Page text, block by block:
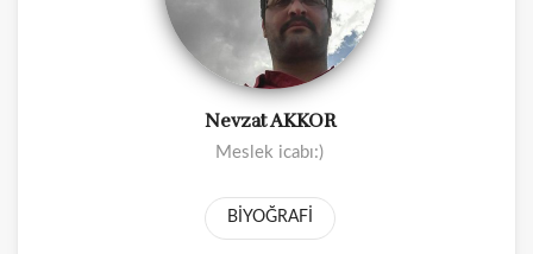
Nevzat AKKOR
Meslek icabı:)
BİYOĞRAFİ